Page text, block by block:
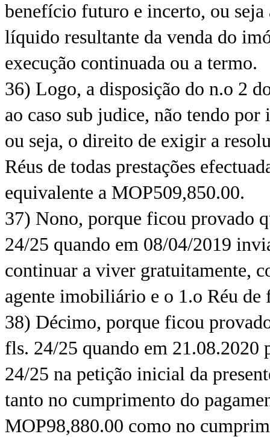
benefício futuro e incerto, ou
líquido resultante da venda do
execução continuada ou a termo.
36) Logo, a disposição do n.o 2
ao caso sub judice, não tendo
ou seja, o direito de exigir a
Réus de todas prestações
equivalente a МOP509,850.00.
37) Nono, porque ficou provado
24/25 quando em 08/04/2019
continuar a viver gratuitamente,
agente imobiliário e o 1.o Réu de
38) Décimo, porque ficou
fls. 24/25 quando em 21.08.2020
24/25 na petição inicial da
tanto no cumprimento do
MOP98,880.00 como no